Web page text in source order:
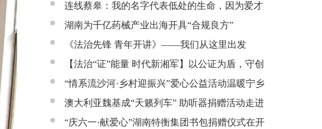
连线蔡皋：我的名字代表低处的生命，因为爱才
接近理想的高地
湖南为千亿药械产业出海开具“合规良方”
《法治先锋 青年开讲》——我们从这里出发
【法治“证”能量 时代新湘军】以公证为盾，守创
新之魂 湖南青年公证人为知识产权保护筑牢防线
“情系流沙河·乡村迎振兴”爱心公益活动温暖宁乡
市流沙河镇
澳大利亚魏基成“天籁列车” 助听器捐赠活动走进
开慧镇
“庆六一·献爱心”湖南特衡集团书包捐赠仪式在开